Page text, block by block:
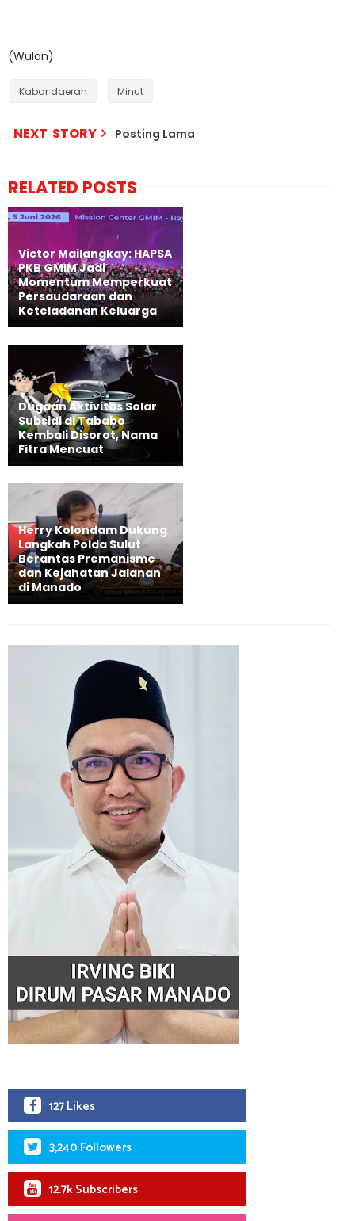
(Wulan)
Kabar daerah Minut
NEXT STORY Posting Lama
RELATED POSTS
Victor Mailangkay: HAPSA
PKB GMIM Jadi
Momentum Memperkuat
Persaudaraan dan
Keteladanan Keluarga
Dugaan Aktivitas Solar
Subsidi di Tababo
Kembali Disorot, Nama
Fitra Mencuat
Herry Kolondam Dukung
Langkah Polda Sulut
Berantas Premanisme
dan Kejahatan Jalanan
di Manado
127 Likes
3,240 Followers
12.7k Subscribers